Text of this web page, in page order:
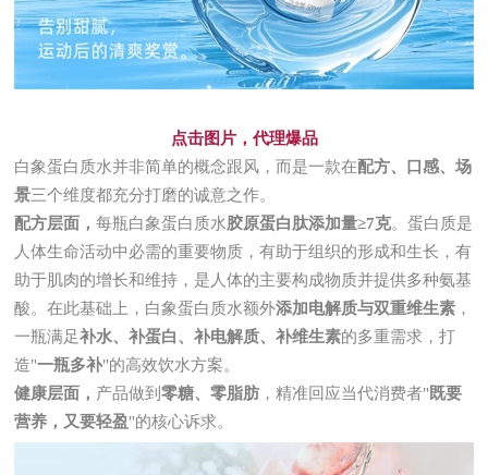
点击图片，代理爆品
白象蛋白质水并非简单的概念跟风，而是一款在配方、口感、场
景三个维度都充分打磨的诚意之作。
配方层面，每瓶白象蛋白质水胶原蛋白肽添加量≥7克。蛋白质是
人体生命活动中必需的重要物质，有助于组织的形成和生长，有
助于肌肉的增长和维持，是人体的主要构成物质并提供多种氨基
酸。在此基础上，白象蛋白质水额外添加电解质与双重维生素 ，
一瓶满足补水、补蛋白、补电解质、补维生素的多重需求，打
造"一瓶多补"的高效饮水方案。
健康层面， 产品做到零糖、零脂肪 ，精准回应当代消费者"既要
营养，又要轻盈"的核心诉求。